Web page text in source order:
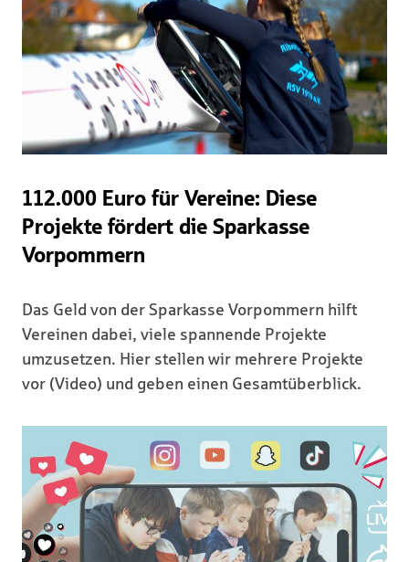
112.000 Euro für Vereine: Diese
Projekte fördert die Sparkasse
Vorpommern
Das Geld von der Sparkasse Vorpommern hilft
Vereinen dabei, viele spannende Projekte
umzusetzen. Hier stellen wir mehrere Projekte
vor (Video) und geben einen Gesamtüberblick.